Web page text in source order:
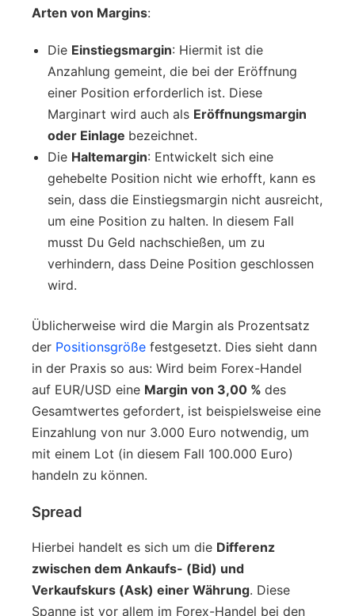
Arten von Margins:
Die Einstiegsmargin: Hiermit ist die
Anzahlung gemeint, die bei der Eröffnung
einer Position erforderlich ist. Diese
Marginart wird auch als Eröffnungsmargin
oder Einlage bezeichnet.
Die Haltemargin: Entwickelt sich eine
gehebelte Position nicht wie erhofft, kann es
sein, dass die Einstiegsmargin nicht ausreicht,
um eine Position zu halten. In diesem Fall
musst Du Geld nachschießen, um zu
verhindern, dass Deine Position geschlossen
wird.
Üblicherweise wird die Margin als Prozentsatz
der Positionsgröße festgesetzt. Dies sieht dann
in der Praxis so aus: Wird beim Forex-Handel
auf EUR/USD eine Margin von 3,00 % des
Gesamtwertes gefordert, ist beispielsweise eine
Einzahlung von nur 3.000 Euro notwendig, um
mit einem Lot (in diesem Fall 100.000 Euro)
handeln zu können.
Spread
Hierbei handelt es sich um die Differenz
zwischen dem Ankaufs- (Bid) und
Verkaufskurs (Ask) einer Währung. Diese
Spanne ist vor allem im Forex-Handel bei den